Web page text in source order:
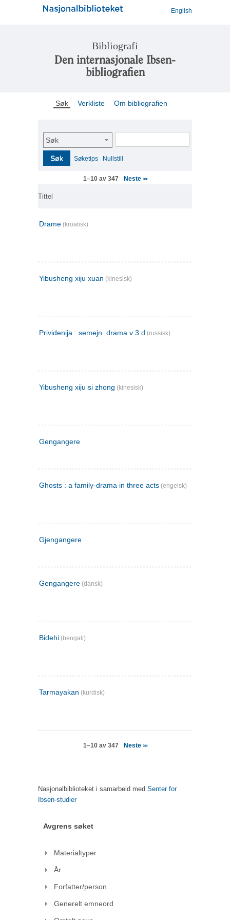
English
Bibliografi
Den internasjonale Ibsen-
bibliografien
Søk Verkliste Om bibliografien
Søk
Søk Søketips Nullstill
1–10 av 347 Neste >>
Tittel
Drame (kroatisk)
Yibusheng xiju xuan (kinesisk)
Prividenija : semejn. drama v 3 d (russisk)
Yibusheng xiju si zhong (kinesisk)
Gengangere
Ghosts : a family-drama in three acts (engelsk)
Gjengangere
Gengangere (dansk)
Bidehi (bengali)
Tarmayakan (kurdisk)
1–10 av 347 Neste >>
Nasjonalbiblioteket i samarbeid med Senter for
Ibsen-studier
Avgrens søket
Materialtyper
År
Forfatter/person
Generelt emneord